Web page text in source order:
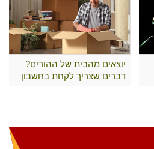
יוצאים מהבית של ההורים?
דברים שצריך לקחת בחשבון